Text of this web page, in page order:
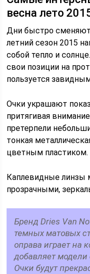
весна лето
Дни быстро сменяют
летний сезон 2015
собой тепло и
свои позиции на
пользуется
Очки украшают
притягивая
претерпели
тонкая
цветным пластиком.
Каплевидные линзы
прозрачными,
Бренд Dries Van
темных матовых
оправа играет на
добавляет
Очки будут